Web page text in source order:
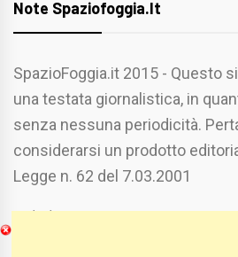
Note Spaziofoggia.it
SpazioFoggia.it 2015 - Questo
una testata giornalistica, in
senza nessuna periodicità.
considerarsi un prodotto
Legge n. 62 del 7.03.2001
Chi Siamo